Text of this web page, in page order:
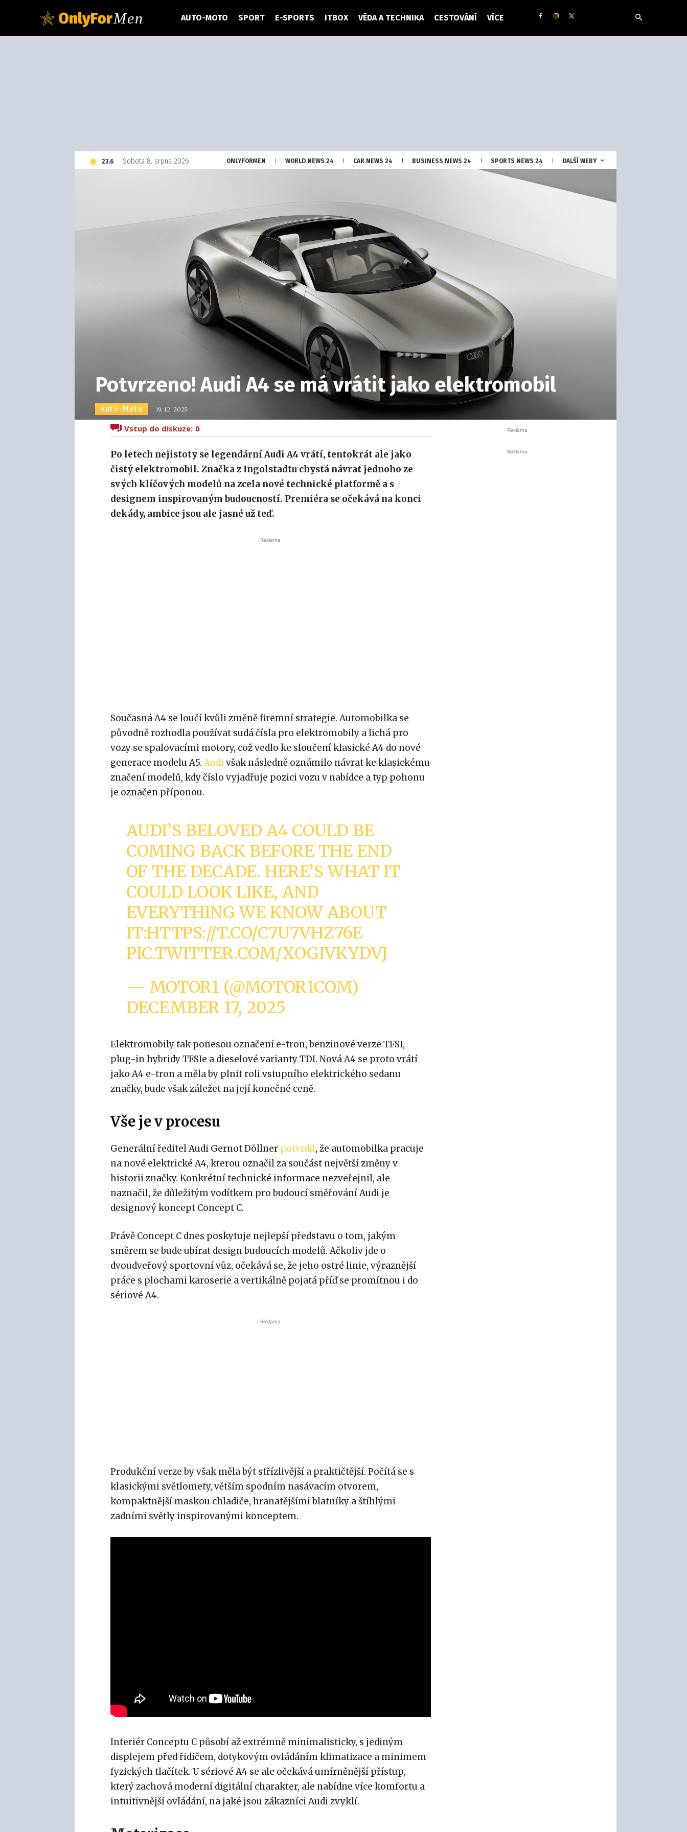
OnlyForMen AUTO-MOTO SPORT E-SPORTS ITBOX VĚDA A TECHNIKA CESTOVÁNÍ VÍCE
23.6 Czech
Sobota 8. srpna 2026 ONLYFORMEN WORLD NEWS 24 CAR NEWS 24 BUSINESS NEWS 24 SPORTS NEWS 24 DALŠÍ WEBY
Potvrzeno! Audi A4 se má vrátit jako elektromobil
Auto-Moto 19. 12. 2025
Vstup do diskuze: 0
Po letech nejistoty se legendární Audi A4 vrátí, tentokrát ale jako
čistý elektromobil. Značka z Ingolstadtu chystá návrat jednoho ze
svých klíčových modelů na zcela nové technické platformě a s
designem inspirovaným budoucností. Premiéra se očekává na konci
dekády, ambice jsou ale jasné už teď.
Reklama
Současná A4 se loučí kvůli změně firemní strategie. Automobilka se
původně rozhodla používat sudá čísla pro elektromobily a lichá pro
vozy se spalovacími motory, což vedlo ke sloučení klasické A4 do nové
generace modelu A5. Audivšak následně oznámilo návrat ke klasickému
značení modelů, kdy číslo vyjadřuje pozici vozu v nabídce a typ pohonu
je označen příponou.
AUDI’S BELOVED A4 COULD BE
COMING BACK BEFORE THE END
OF THE DECADE. HERE’S WHAT IT
COULD LOOK LIKE, AND
EVERYTHING WE KNOW ABOUT
IT:HTTPS://T.CO/C7U7VHZ76E
PIC.TWITTER.COM/XOGIVKYDVJ
— MOTOR1 (@MOTOR1COM)
DECEMBER 17, 2025
Elektromobily tak ponesou označení e-tron, benzinové verze TFSI,
plug-in hybridy TFSIe a dieselové varianty TDI. Nová A4 se proto vrátí
jako A4 e-tron a měla by plnit roli vstupního elektrického sedanu
značky, bude však záležet na její konečné ceně.
Vše je v procesu
Generální ředitel Audi Gernot Döllner potvrdil, že automobilka pracuje
na nové elektrické A4, kterou označil za součást největší změny v
historii značky. Konkrétní technické informace nezveřejnil, ale
naznačil, že důležitým vodítkem pro budoucí směřování Audi je
designový koncept Concept C.
Právě Concept C dnes poskytuje nejlepší představu o tom, jakým
směrem se bude ubírat design budoucích modelů. Ačkoliv jde o
dvoudveřový sportovní vůz, očekává se, že jeho ostré linie, výraznější
práce s plochami karoserie a vertikálně pojatá příď se promítnou i do
sériové A4.
Reklama
Produkční verze by však měla být střízlivější a praktičtější. Počítá se s
klasickými světlomety, větším spodním nasávacím otvorem,
kompaktnější maskou chladiče, hranatějšími blatníky a štíhlými
zadními světly inspirovanými konceptem.
Interiér Conceptu C působí až extrémně minimalisticky, s jediným
displejem před řidičem, dotykovým ovládáním klimatizace a minimem
fyzických tlačítek. U sériové A4 se ale očekává umírněnější přístup,
který zachová moderní digitální charakter, ale nabídne více komfortu a
intuitivnější ovládání, na jaké jsou zákazníci Audi zvyklí.
Reklama
Reklama